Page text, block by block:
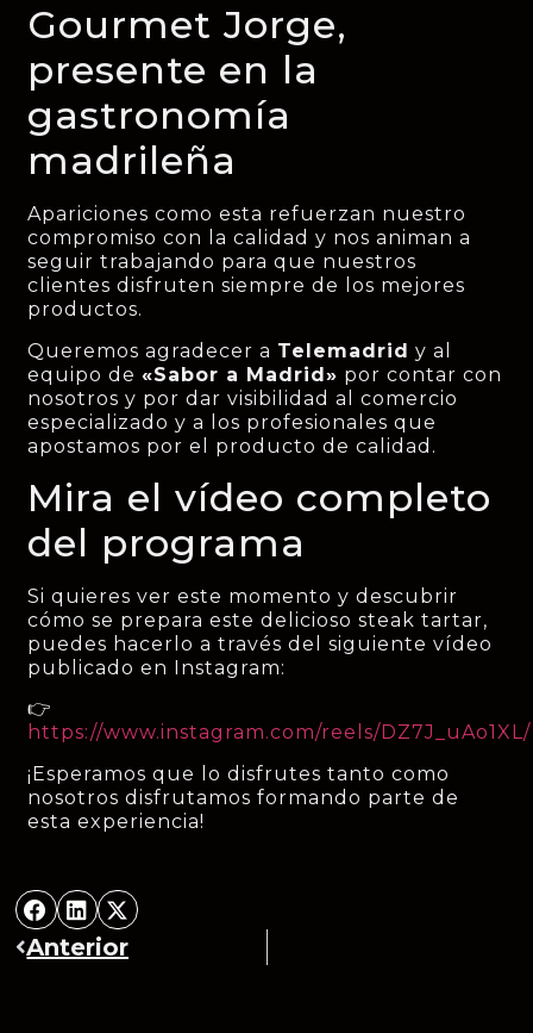
Gourmet Jorge,
presente en la
gastronomía
madrileña
Apariciones como esta refuerzan nuestro
compromiso con la calidad y nos animan a
seguir trabajando para que nuestros
clientes disfruten siempre de los mejores
productos.
Queremos agradecer a Telemadrid y al
equipo de«Sabor a Madrid» por contar con
nosotros y por dar visibilidad al comercio
especializado y a los profesionales que
apostamos por el producto de calidad.
Mira el vídeo completo
del programa
Si quieres ver este momento y descubrir
cómo se prepara este delicioso steak tartar,
puedes hacerlo a través del siguiente vídeo
publicado en Instagram:
👉
https://www.instagram.com/reels/DZ7J_uAo1XL/
¡Esperamos que lo disfrutes tanto como
nosotros disfrutamos formando parte de
esta experiencia!
Anterior